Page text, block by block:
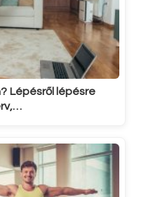
Lépésről lépésre